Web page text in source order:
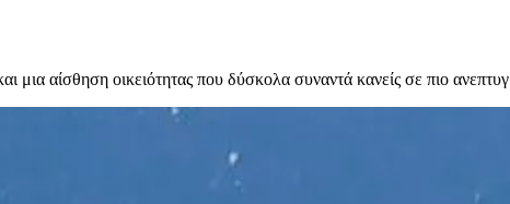
αίσθηση οικειότητας που δύσκολα συναντά κανείς σε πιο